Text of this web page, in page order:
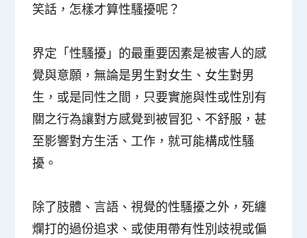
笑話，怎樣才算性騷擾呢？
界定「性騷擾」的最重要因素是被害人的感
覺與意願，無論是男生對女生、女生對男
生，或是同性之間，只要實施與性或性別有
關之行為讓對方感覺到被冒犯、不舒服，甚
至影響對方生活、工作，就可能構成性騷
擾。
除了肢體、言語、視覺的性騷擾之外，死纏
爛打的過份追求、或使用帶有性別歧視或偏